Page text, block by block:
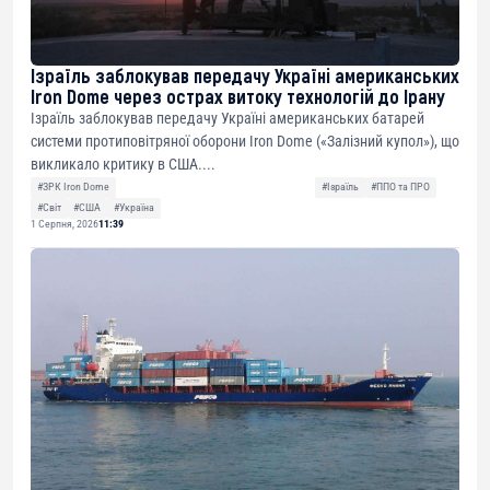
Ізраїль заблокував передачу Україні американських
Iron Dome через острах витоку технологій до Ірану
Ізраїль заблокував передачу Україні американських батарей
системи протиповітряної оборони Iron Dome («Залізний купол»), що
викликало критику в США....
#ЗРК Iron Dome #Ізраїль
#ППО та ПРО
#Світ
#США
#Україна
1 Серпня, 202611:39